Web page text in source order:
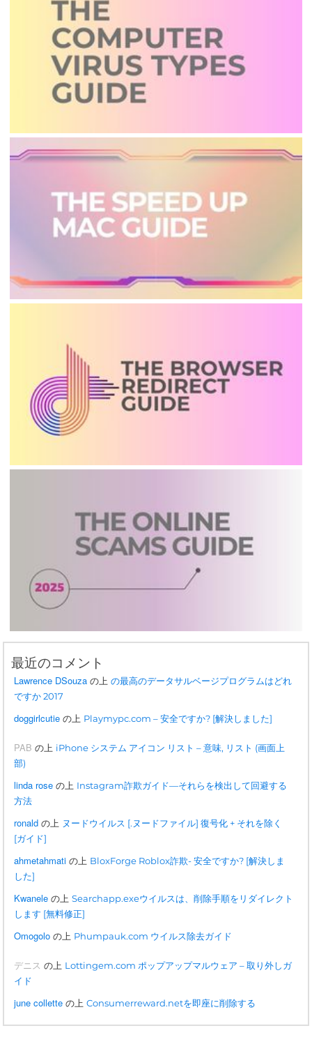
最近のコメント
Lawrence DSouza の上の最高のデータサルベージプログラムはどれ
ですか 2017
doggirlcutie の上 Playmypc.com – 安全ですか? [解決しました]
PAB の上 iPhone システム アイコン リスト – 意味, リスト (画面上
部)
linda rose の上 Instagram詐欺ガイド—それらを検出して回避する
方法
ronald の上 ヌードウイルス [.ヌードファイル] 復号化 + それを除く
[ガイド]
ahmetahmati の上 BloxForge Roblox詐欺- 安全ですか? [解決しま
した]
Kwanele の上Searchapp.exeウイルスは、削除手順をリダイレクト
します [無料修正]
Omogolo の上 Phumpauk.com ウイルス除去ガイド
デニス の上 Lottingem.com ポップアップマルウェア – 取り外しガ
イド
june collette の上Consumerreward.netを即座に削除する